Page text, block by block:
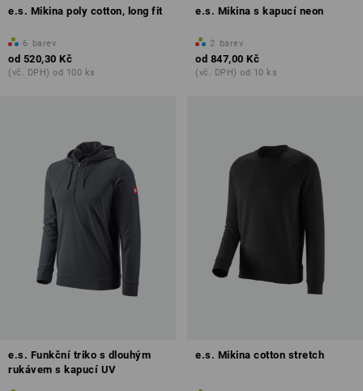
e.s. Mikina poly cotton, long fit
6 barev
od 520,30 Kč
(vč. DPH) od 100 ks
e.s. Mikina s kapucí neon
2 barev
od 847,00 Kč
(vč. DPH) od 10 ks
e.s. Funkční triko s dlouhým
rukávem s kapucí UV
e.s. Mikina cotton stretch